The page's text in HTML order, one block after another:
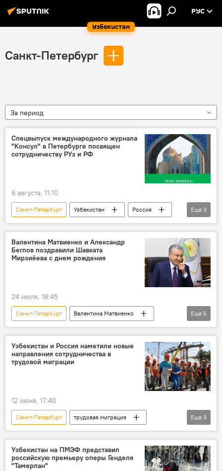
Узбекистан
РУС
Санкт-Петербург
За период
Спецвыпуск международного журнала
"Консул" в Петербурге посвящен
сотрудничеству РУз и РФ
6 августа, 11:10
Санкт-Петербург Узбекистан
Россия
сотрудничество
журнал выпуск
Еще 3
Валентина Матвиенко и Александр
Беглов поздравили Шавката
Мирзиёева с днем рождения
24 июля, 18:45
Санкт-Петербург
Валентина Матвиенко
Совет Федерации Федерального Собрания РФ
Россия
Узбекистан
Шавкат Мирзиёев
Губернатор Санкт-Петербурга Александр Беглов
Еще 5
Узбекистан и Россия наметили новые
направления сотрудничества в
трудовой миграции
12 июня, 17:40
Санкт-Петербург
трудовая миграция
Узбекистан
Россия
трудовые мигранты
Еще 3
Узбекистан на ПМЭФ представил
российскую премьеру оперы Генделя
"Тамерлан"